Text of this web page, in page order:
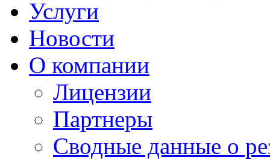
Услуги
Новости
О компании
Лицензии
Партнеры
Cводные данные о